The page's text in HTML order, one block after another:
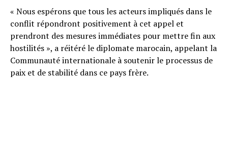
« Nous espérons que tous les acteurs impliqués dans le
conflit répondront positivement à cet appel et
prendront des mesures immédiates pour mettre fin aux
hostilités », a réitéré le diplomate marocain, appelant la
Communauté internationale à soutenir le processus de
paix et de stabilité dans ce pays frère.